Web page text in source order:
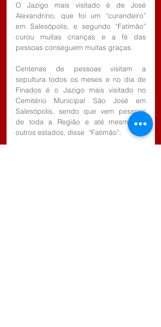
O Jazigo mais visitado é de José
Alexandrino, que foi um “curandeiro”
em Salesópolis, e segundo “Fatimão”
curou muitas crianças e a fé das
pessoas conseguem muitas graças.
Centenas de pessoas visitam a
sepultura todos os meses e no dia de
Finados é o Jazigo mais visitado no
Cemitério Municipal São José em
Salesópolis, sendo que vem pessoas
de toda a Região e até mesmo de
outros estados, disse  “Fatimão”.